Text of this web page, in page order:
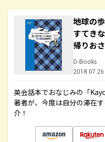
地球の
すてき
帰りお
D-Books
2018.07.26
英会話本でおなじみの「
著者が、今度は自分の滞在
介！